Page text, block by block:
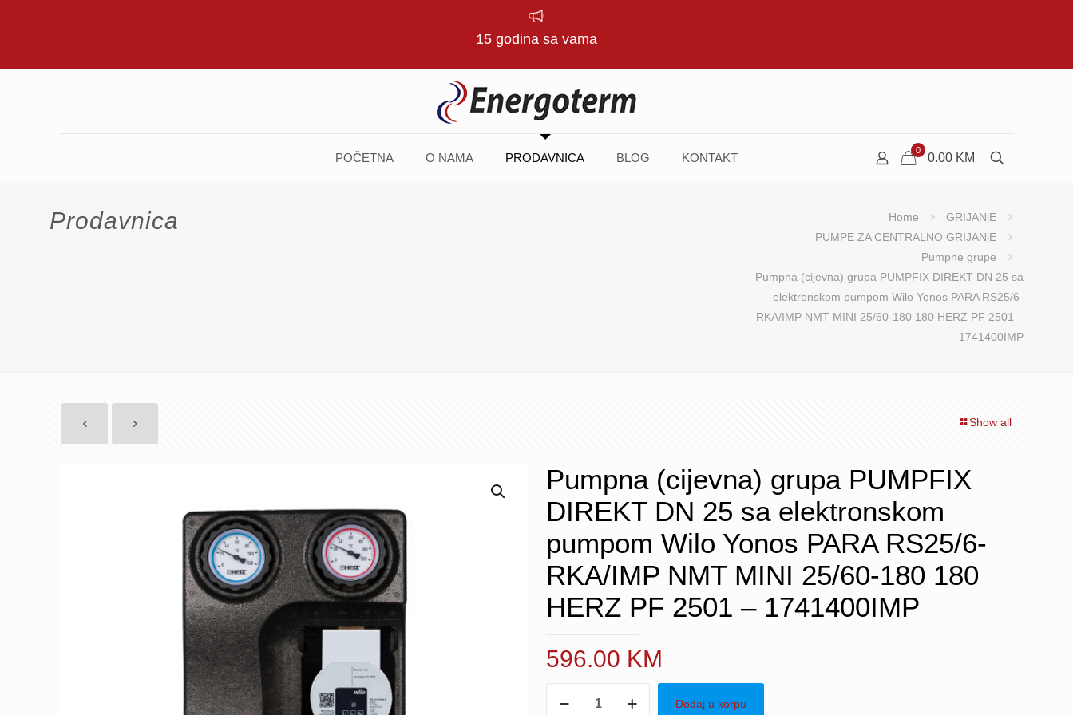
15 godina sa vama
POČETNA O NAMA PRODAVNICA BLOG KONTAKT
0
0.00 KM
Prodavnica Home
GRIJANjE
PUMPE ZA CENTRALNO GRIJANjE
Pumpne grupe
Pumpna (cijevna) grupa PUMPFIX DIREKT DN 25 sa
elektronskom pumpom Wilo Yonos PARA RS25/6-
RKA/IMP NMT MINI 25/60-180 180 HERZ PF 2501 –
1741400IMP
Show all
Pumpna (cijevna) grupa PUMPFIX
DIREKT DN 25 sa elektronskom
pumpom Wilo Yonos PARA RS25/6-
RKA/IMP NMT MINI 25/60-180 180
HERZ PF 2501 – 1741400IMP
596.00 KM
Dodaj u korpu